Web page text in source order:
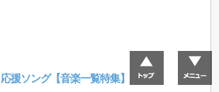
応援ソング【音楽一覧特集】